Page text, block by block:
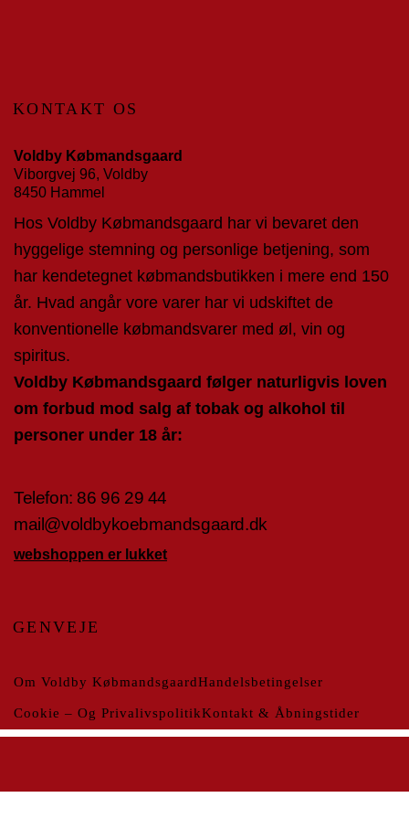
KONTAKT OS
Voldby Købmandsgaard
Viborgvej 96, Voldby
8450 Hammel
Hos Voldby Købmandsgaard har vi bevaret den
hyggelige stemning og personlige betjening, som
har kendetegnet købmandsbutikken i mere end 150
år. Hvad angår vore varer har vi udskiftet de
konventionelle købmandsvarer med øl, vin og
spiritus.
Voldby Købmandsgaard følger naturligvis loven
om forbud mod salg af tobak og alkohol til
personer under 18 år:
Telefon: 86 96 29 44
mail@voldbykoebmandsgaard.dk
webshoppen er lukket
GENVEJE
Om Voldby KøbmandsgaardHandelsbetingelser
Cookie – Og PrivalivspolitikKontakt & Åbningstider